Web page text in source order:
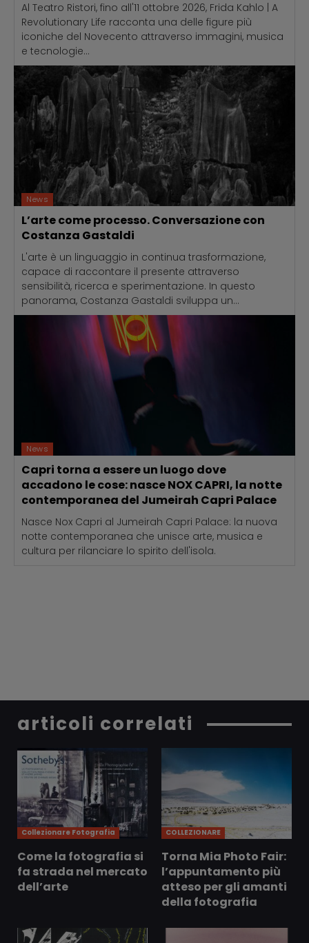
Al Teatro Ristori, fino all'11 ottobre 2026, Frida Kahlo | A
Revolutionary Life racconta una delle figure più
iconiche del Novecento attraverso immagini, musica
e tecnologie...
News
L’arte come processo. Conversazione con
Costanza Gastaldi
L'arte è un linguaggio in continua trasformazione,
capace di raccontare il presente attraverso
sensibilità, ricerca e sperimentazione. In questo
panorama, Costanza Gastaldi sviluppa un...
News
Capri torna a essere un luogo dove
accadono le cose: nasce NOX CAPRI, la notte
contemporanea del Jumeirah Capri Palace
Nasce Nox Capri al Jumeirah Capri Palace: la nuova
notte contemporanea che unisce arte, musica e
cultura per rilanciare lo spirito dell'isola.
articoli correlati
Collezionare Fotografia
Come la fotografia si
fa strada nel mercato
dell’arte
COLLEZIONARE
Torna Mia Photo Fair:
l’appuntamento più
atteso per gli amanti
della fotografia